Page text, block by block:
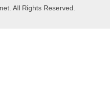
All Rights Reserved.